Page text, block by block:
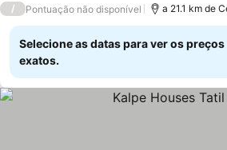
/ Pontuação não disponível a 21.1 km de
Selecione as datas para ver os preços
exatos.